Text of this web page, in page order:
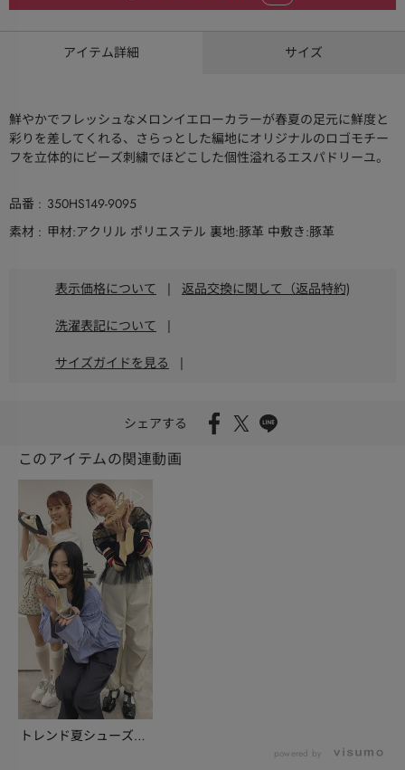
アイテム詳細 サイズ
鮮やかでフレッシュなメロンイエローカラーが春夏の足元に鮮度と
彩りを差してくれる、さらっとした編地にオリジナルのロゴモチー
フを立体的にビーズ刺繍でほどこした個性溢れるエスパドリーユ。
品番
350HS149-9095
素材
甲材:アクリル ポリエステル 裏地:豚革 中敷き:豚革
表示価格について | 返品交換に関して（返品特約)
洗濯表記について |
サイズガイドを見る |
シェアする
このアイテムの関連動画
トレンド夏シューズを
powered by